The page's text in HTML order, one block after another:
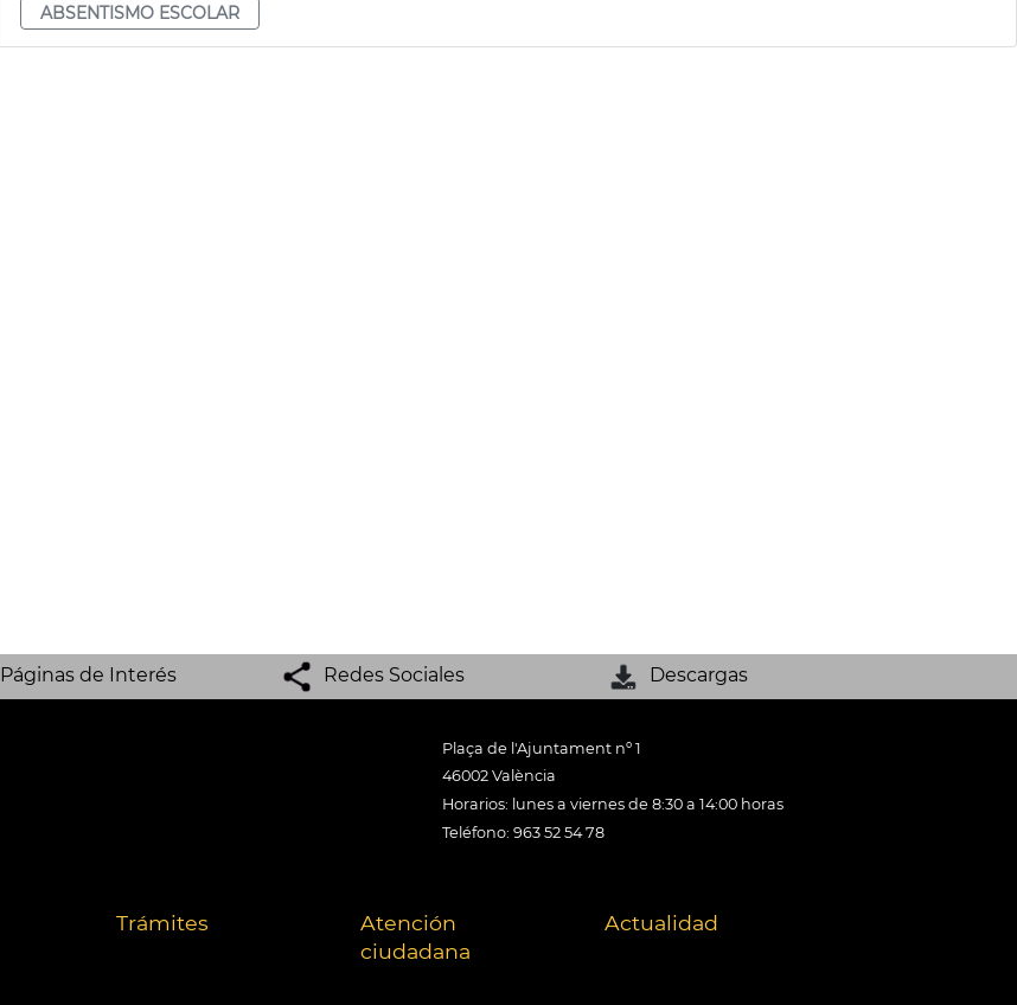
ABSENTISMO ESCOLAR
Páginas de Interés Redes Sociales Descargas
Plaça de l'Ajuntament nº 1
46002 València
Horarios: lunes a viernes de 8:30 a 14:00 horas
Teléfono: 963 52 54 78
Trámites
Atención
ciudadana
Actualidad